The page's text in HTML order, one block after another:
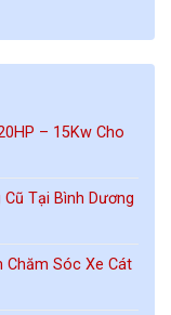
– 15Kw Cho
Tại Bình Dương
Chăm Sóc Xe Cát